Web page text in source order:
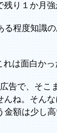
残り１か月
る程度知識
れは面白か
告で、そこ
ね。そん
金額は少し